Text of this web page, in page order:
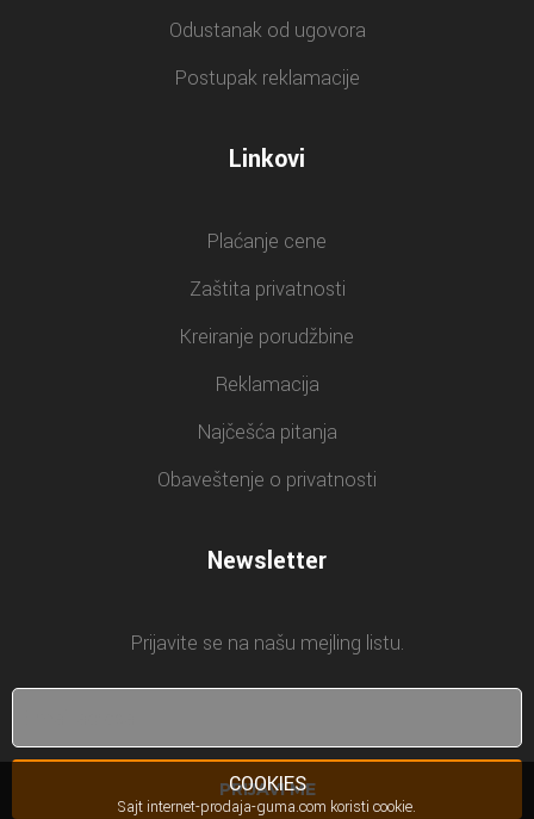
Odustanak od ugovora
Postupak reklamacije
Linkovi
Plaćanje cene
Zaštita privatnosti
Kreiranje porudžbine
Reklamacija
Najčešća pitanja
Obaveštenje o privatnosti
Newsletter
Prijavite se na našu mejling listu.
PRIJAVI ME
COOKIES
Sajt internet-prodaja-guma.com koristi cookie.